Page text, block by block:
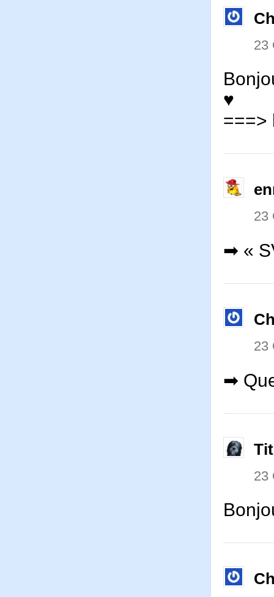
23
♥
===>
23
➡ «
23
➡
23